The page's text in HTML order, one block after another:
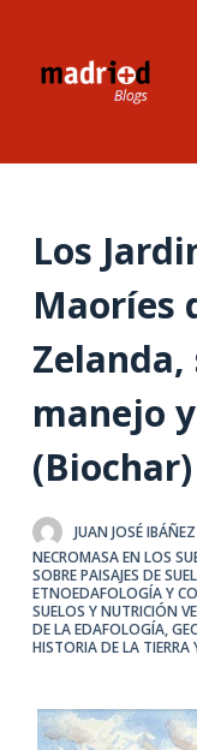
n
n
o
Los
Maoríes
manejo
(Biochar)
JUAN JOSÉ IBÁÑEZ
NECROMASA EN LOS
SOBRE PAISAJES DE
ETNOEDAFOLOGÍA Y
SUELOS Y NUTRICIÓN
DE LA EDAFOLOGÍA,
HISTORIA DE LA TIERRA